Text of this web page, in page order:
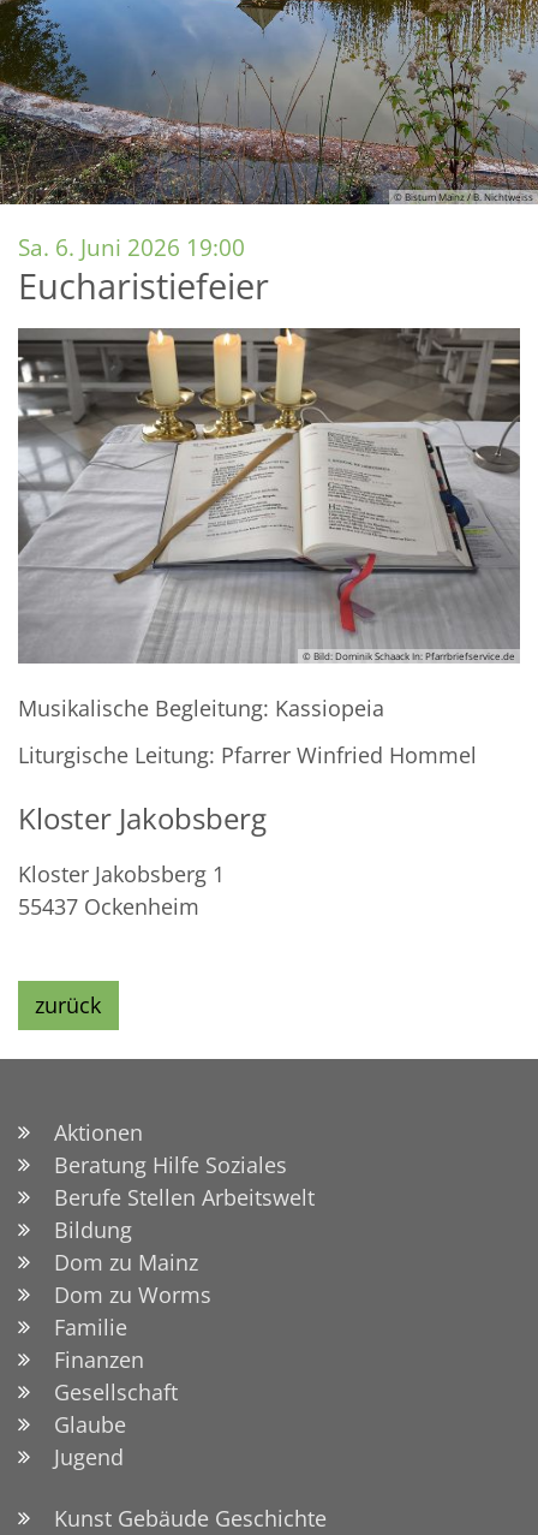
© Bistum Mainz / B. Nichtweiss
Sa. 6. Juni 2026 19:00
Eucharistiefeier
© Bild: Dominik Schaack In: Pfarrbriefservice.de
Musikalische Begleitung: Kassiopeia
Liturgische Leitung: Pfarrer Winfried Hommel
Kloster Jakobsberg
Kloster Jakobsberg 1
55437 Ockenheim
zurück
Aktionen
Beratung Hilfe Soziales
Berufe Stellen Arbeitswelt
Bildung
Dom zu Mainz
Dom zu Worms
Familie
Finanzen
Gesellschaft
Glaube
Jugend
Kunst Gebäude Geschichte